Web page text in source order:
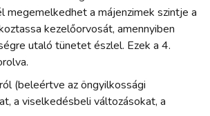
megemelkedhet a májenzimek szintje a
kezelőorvosát, amennyiben
utaló tünetet észlel. Ezek a 4.
(beleértve az öngyilkossági
a viselkedésbeli változásokat, a